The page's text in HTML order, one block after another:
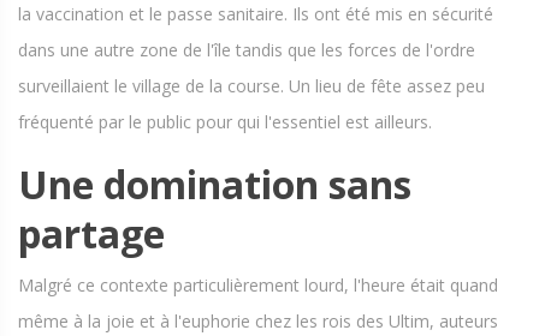
la vaccination et le passe sanitaire. Ils ont été mis en sécurité
dans une autre zone de l'île tandis que les forces de l'ordre
surveillaient le village de la course. Un lieu de fête assez peu
fréquenté par le public pour qui l'essentiel est ailleurs.
Une domination sans
partage
Malgré ce contexte particulièrement lourd, l'heure était quand
même à la joie et à l'euphorie chez les rois des Ultim, auteurs